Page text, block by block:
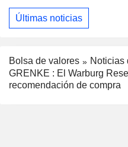
Últimas noticias
Bolsa de valores
Noticias
GRENKE : El Warburg
recomendación de compra